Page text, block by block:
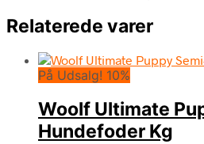
Relaterede varer
På Udsalg! 10%
Woolf Ultimate
Hundefoder Kg